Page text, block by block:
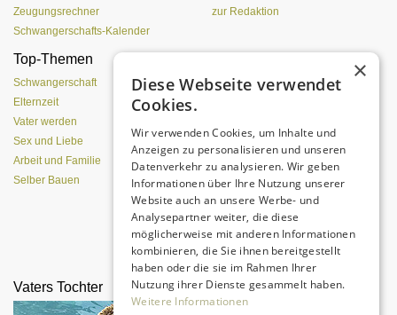
Zeugungsrechner
Schwangerschafts-Kalender
zur Redaktion
Top-Themen
Schwangerschaft
Elternzeit
Vater werden
Sex und Liebe
Arbeit und Familie
Selber Bauen
Vätern hassen
Eine entspannte Atmosphäre trotz
Pubertät?
Vaters Tochter
Alte Spielzeuge neu
ausprobiert
×
Diese Webseite verwendet
Cookies.
Wir verwenden Cookies, um Inhalte und
Anzeigen zu personalisieren und unseren
Datenverkehr zu analysieren. Wir geben
Informationen über Ihre Nutzung unserer
Website auch an unsere Werbe- und
Analysepartner weiter, die diese
möglicherweise mit anderen Informationen
kombinieren, die Sie ihnen bereitgestellt
haben oder die sie im Rahmen Ihrer
Nutzung ihrer Dienste gesammelt haben.
Weitere Informationen